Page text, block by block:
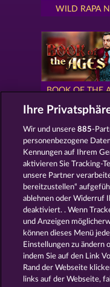
WILD RAPA
BOOK OF THE
SIMPLY THE
GOLDEN EI
Alle
Ihre
Wir und unsere885-
personenbezogene
Kennungen auf Ihrem
aktivieren Sie Tracking-
unsere Partner
bereitzustellen“
ablehnen oder Widerruf
deaktiviert. . Wenn
und Anzeigen
können dieses Menü
Einstellungen zu ändern
indem Sie auf den Link
Rand der Webseite
links auf der Webseite,